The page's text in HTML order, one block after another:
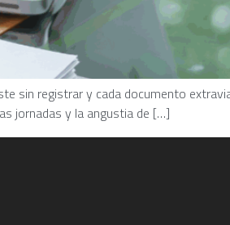
sin registrar y cada documento
jornadas y la angustia de […]